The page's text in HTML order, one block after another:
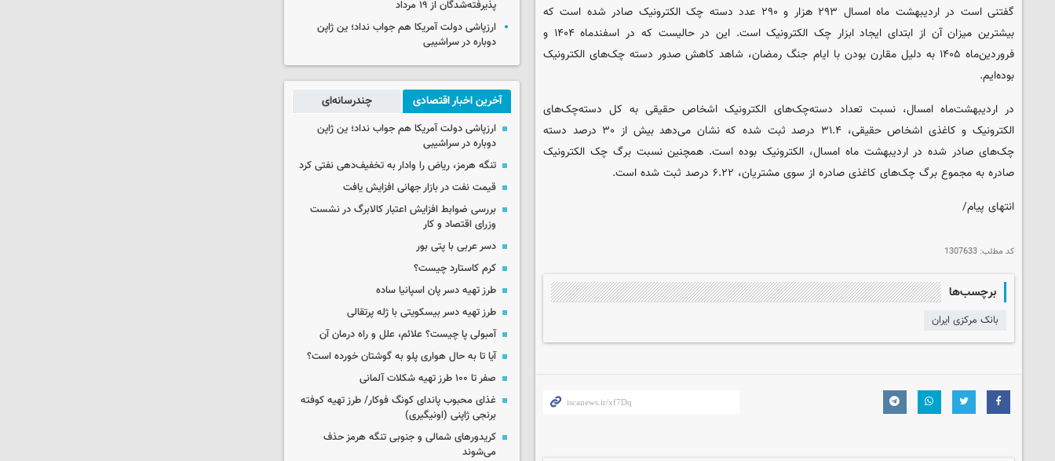
گفتنی است در اردیبهشت ماه امسال ۲۹۳ هزار و ۲۹۰ عدد دسته چک الکترونیک صادر شده است که
بیشترین میزان آن از ابتدای ایجاد ابزار چک الکترونیک است. این در حالیست که در اسفندماه ۱۴۰۴ و
فروردین‌ماه ۱۴۰۵ به دلیل مقارن بودن با ایام جنگ رمضان، شاهد کاهش صدور دسته چک‌های الکترونیک
بوده‌ایم.
در اردیبهشت‌ماه امسال، نسبت تعداد دسته‌چک‌های الکترونیک اشخاص حقیقی به کل دسته‌چک‌های
الکترونیک و کاغذی اشخاص حقیقی، ۳۱.۴ درصد ثبت شده که نشان می‌دهد بیش از ۳۰ درصد دسته
چک‌های صادر شده در اردیبهشت ماه امسال، الکترونیک بوده است. همچنین نسبت برگ چک الکترونیک
صادره به مجموع برگ چک‌های کاغذی صادره از سوی مشتریان، ۶.۲۲ درصد ثبت شده است.
انتهای پیام/
کد مطلب: 1307633
برچسب‌ها
بانک مرکزی ایران
پذیرفته‌شدگان از ۱۹ مرداد
ارزپاشی دولت آمریکا هم جواب نداد؛ ین ژاپن
دوباره در سراشیبی
آخرین اخبار اقتصادی چندرسانه‌ای
ارزپاشی دولت آمریکا هم جواب نداد؛ ین ژاپن
دوباره در سراشیبی
تنگه هرمز، ریاض را وادار به تخفیف‌دهی نفتی کرد
قیمت نفت در بازار جهانی افزایش یافت
بررسی ضوابط افزایش اعتبار کالابرگ در نشست
وزرای اقتصاد و کار
دسر عربی با پتی بور
کرم کاستارد چیست؟
طرز تهیه دسر پان اسپانیا ساده
طرز تهیه دسر بیسکویتی با ژله پرتقالی
آمبولی پا چیست؟ علائم، علل و راه درمان آن
آیا تا به حال هواری پلو به گوشتان خورده است؟
صفر تا ۱۰۰ طرز تهیه شکلات آلمانی
غذای محبوب پاندای کونگ فوکار/ طرز تهیه کوفته
برنجی ژاپنی (اونیگیری)
کریدورهای شمالی و جنوبی تنگه هرمز حذف
می‌شوند